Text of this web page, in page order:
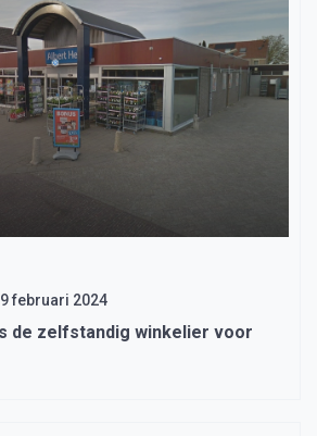
februari 2024
de zelfstandig winkelier voor